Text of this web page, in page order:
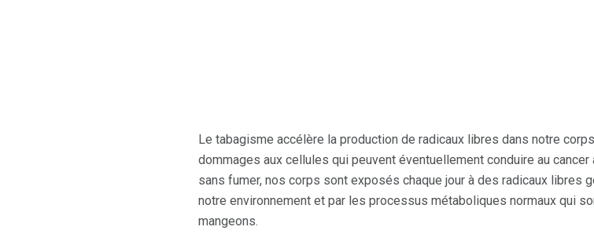
Le tabagisme accélère la production de radicaux libres dans notre
dommages aux cellules qui peuvent éventuellement conduire au
sans fumer, nos corps sont exposés chaque jour à des radicaux libres
notre environnement et par les processus métaboliques normaux qui
mangeons.